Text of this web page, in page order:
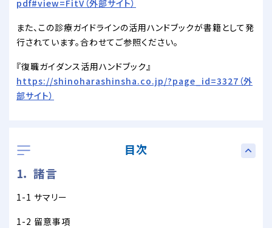
pdf#view=FitV（外部サイト）
また、この診療ガイドラインの活用ハンドブックが書籍として発
行されています。合わせてご参照ください。
『復職ガイダンス活用ハンドブック』
https://shinoharashinsha.co.jp/?page_id=3327（外
部サイト）
目次
1． 諸言
1-1 サマリー
1-2 留意事項